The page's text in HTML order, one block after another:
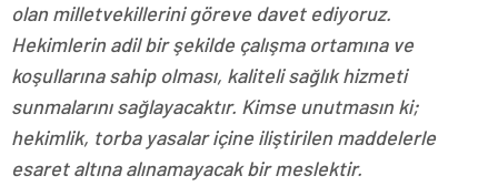
olan milletvekillerini göreve davet ediyoruz.
Hekimlerin adil bir şekilde çalışma ortamına ve
koşullarına sahip olması, kaliteli sağlık hizmeti
sunmalarını sağlayacaktır. Kimse unutmasın ki;
hekimlik, torba yasalar içine iliştirilen maddelerle
esaret altına alınamayacak bir meslektir.